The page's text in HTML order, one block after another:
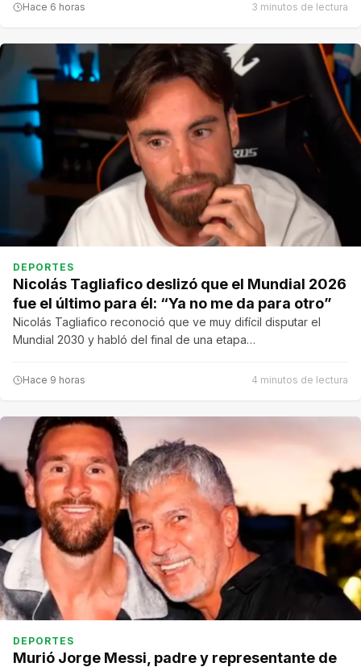
Hace 6 horas 3 minutos de lectura
DEPORTES
Nicolás Tagliafico deslizó que el Mundial 2026
fue el último para él: “Ya no me da para otro”
Nicolás Tagliafico reconoció que ve muy difícil disputar el
Mundial 2030 y habló del final de una etapa…
Hace 9 horas 4 minutos de lectura
DEPORTES
Murió Jorge Messi, padre y representante de